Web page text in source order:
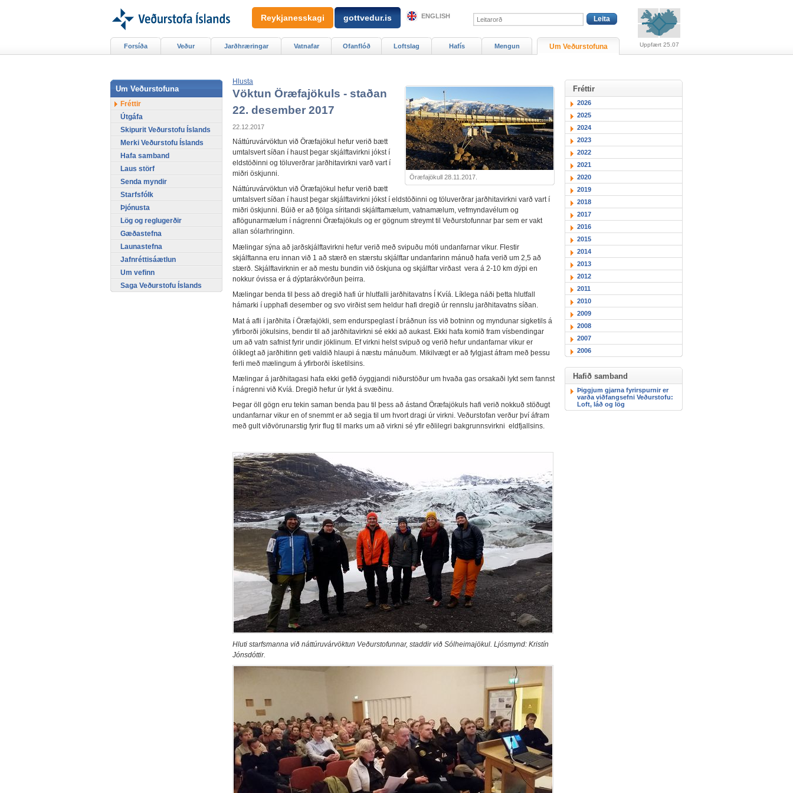
Hlusta
Öræfajökull 28.11.2017.
Vöktun Öræfajökuls - staðan
22. desember 2017
22.12.2017
Náttúruvárvöktun við Öræfajökul hefur verið bætt
umtalsvert síðan í haust þegar skjálftavirkni jókst í
eldstöðinni og töluverðrar jarðhitavirkni varð vart í
miðri öskjunni.
Náttúruvárvöktun við Öræfajökul hefur verið bætt
umtalsvert síðan í haust þegar skjálftavirkni jókst í eldstöðinni og töluverðrar jarðhitavirkni varð vart í
miðri öskjunni. Búið er að fjölga síritandi skjálftamælum, vatnamælum, vefmyndavélum og
aflögunarmælum í nágrenni Öræfajökuls og er gögnum streymt til Veðurstofunnar þar sem er vakt
allan sólarhringinn.
Mælingar sýna að jarðskjálftavirkni hefur verið með svipuðu móti undanfarnar vikur. Flestir
skjálftanna eru innan við 1 að stærð en stærstu skjálftar undanfarinn mánuð hafa verið um 2,5 að
stærð. Skjálftavirknin er að mestu bundin við öskjuna og skjálftar virðast vera á 2-10 km dýpi en
nokkur óvissa er á dýptarákvörðun þeirra.
Mælingar benda til þess að dregið hafi úr hlutfalli jarðhitavatns Í Kvíá. Líklega náði þetta hlutfall
hámarki í upphafi desember og svo virðist sem heldur hafi dregið úr rennslu jarðhitavatns síðan.
Mat á afli í jarðhita í Öræfajökli, sem endurspeglast í bráðnun íss við botninn og myndunar sigketils á
yfirborði jökulsins, bendir til að jarðhitavirkni sé ekki að aukast. Ekki hafa komið fram vísbendingar
um að vatn safnist fyrir undir jöklinum. Ef virkni helst svipuð og verið hefur undanfarnar vikur er
ólíklegt að jarðhitinn geti valdið hlaupi á næstu mánuðum. Mikilvægt er að fylgjast áfram með þessu
ferli með mælingum á yfirborði ísketilsins.
Mælingar á jarðhitagasi hafa ekki gefið óyggjandi niðurstöður um hvaða gas orsakaði lykt sem fannst
í nágrenni við Kvíá. Dregið hefur úr lykt á svæðinu.
Þegar öll gögn eru tekin saman benda þau til þess að ástand Öræfajökuls hafi verið nokkuð stöðugt
undanfarnar vikur en of snemmt er að segja til um hvort dragi úr virkni. Veðurstofan verður því áfram
með gult viðvörunarstig fyrir flug til marks um að virkni sé yfir eðlilegri bakgrunnsvirkni eldfjallsins.
Hluti starfsmanna við náttúruvárvöktun Veðurstofunnar, staddir við Sólheimajökul. Ljósmynd: Kristín
Jónsdóttir.
Fréttir
2026
2025
2024
2023
2022
2021
2020
2019
2018
2017
2016
2015
2014
2013
2012
2011
2010
2009
2008
2007
2006
Hafið samband
Þiggjum gjarna fyrirspurnir er
varða viðfangsefni Veðurstofu:
Loft, láð og lög
Forsíða Veður Jarðhræringar Vatnafar Ofanflóð Loftslag Hafís Mengun Um Veðurstofuna
Um Veðurstofuna
Fréttir
Útgáfa
Skipurit Veðurstofu Íslands
Merki Veðurstofu Íslands
Hafa samband
Laus störf
Senda myndir
Starfsfólk
Þjónusta
Lög og reglugerðir
Gæðastefna
Launastefna
Jafnréttisáætlun
Um vefinn
Saga Veðurstofu Íslands
Uppfært 25.07
Reykjanesskagi gottvedur.is ENGLISH